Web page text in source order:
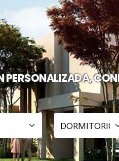
PERSONALIZADA,